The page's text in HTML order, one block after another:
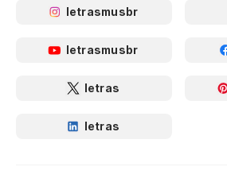
letrasmusbr
letrasmusbr
letras
letras